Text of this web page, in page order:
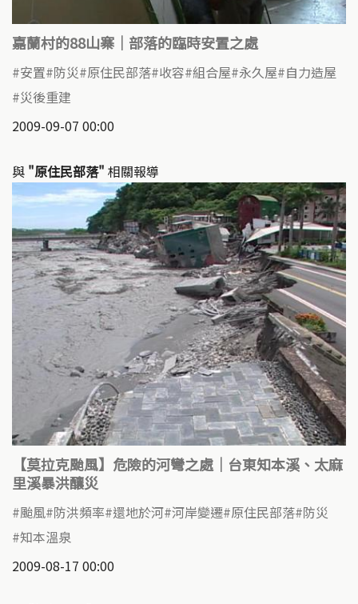
嘉蘭村的88山寨｜部落的臨時安置之處
安置 防災 原住民部落 收容 組合屋 永久屋 自力造屋
災後重建
2009-09-07 00:00
與 "原住民部落" 相關報導
【莫拉克颱風】危險的河彎之處｜台東知本溪、太麻
里溪暴洪釀災
颱風 防洪頻率 還地於河 河岸變遷 原住民部落 防災
知本溫泉
2009-08-17 00:00